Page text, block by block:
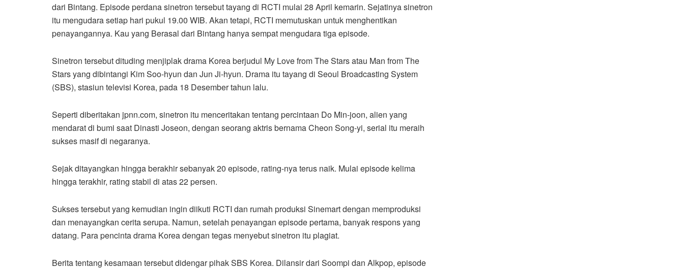
dari Bintang. Episode perdana sinetron tersebut tayang di RCTI mulai 28 April kemarin. Sejatinya sinetron
itu mengudara setiap hari pukul 19.00 WIB. Akan tetapi, RCTI memutuskan untuk menghentikan
penayangannya. Kau yang Berasal dari Bintang hanya sempat mengudara tiga episode.
Sinetron tersebut dituding menjiplak drama Korea berjudul My Love from The Stars atau Man from The
Stars yang dibintangi Kim Soo-hyun dan Jun Ji-hyun. Drama itu tayang di Seoul Broadcasting System
(SBS), stasiun televisi Korea, pada 18 Desember tahun lalu.
Seperti diberitakan jpnn.com, sinetron itu menceritakan tentang percintaan Do Min-joon, alien yang
mendarat di bumi saat Dinasti Joseon, dengan seorang aktris bernama Cheon Song-yi, serial itu meraih
sukses masif di negaranya.
Sejak ditayangkan hingga berakhir sebanyak 20 episode, rating-nya terus naik. Mulai episode kelima
hingga terakhir, rating stabil di atas 22 persen.
Sukses tersebut yang kemudian ingin diikuti RCTI dan rumah produksi Sinemart dengan memproduksi
dan menayangkan cerita serupa. Namun, setelah penayangan episode pertama, banyak respons yang
datang. Para pencinta drama Korea dengan tegas menyebut sinetron itu plagiat.
Berita tentang kesamaan tersebut didengar pihak SBS Korea. Dilansir dari Soompi dan Alkpop, episode